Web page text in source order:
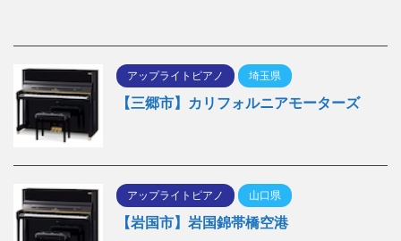
アップライトピアノ 埼玉県
【三郷市】カリフォルニアモーターズ
アップライトピアノ 山口県
【岩国市】岩国錦帯橋空港